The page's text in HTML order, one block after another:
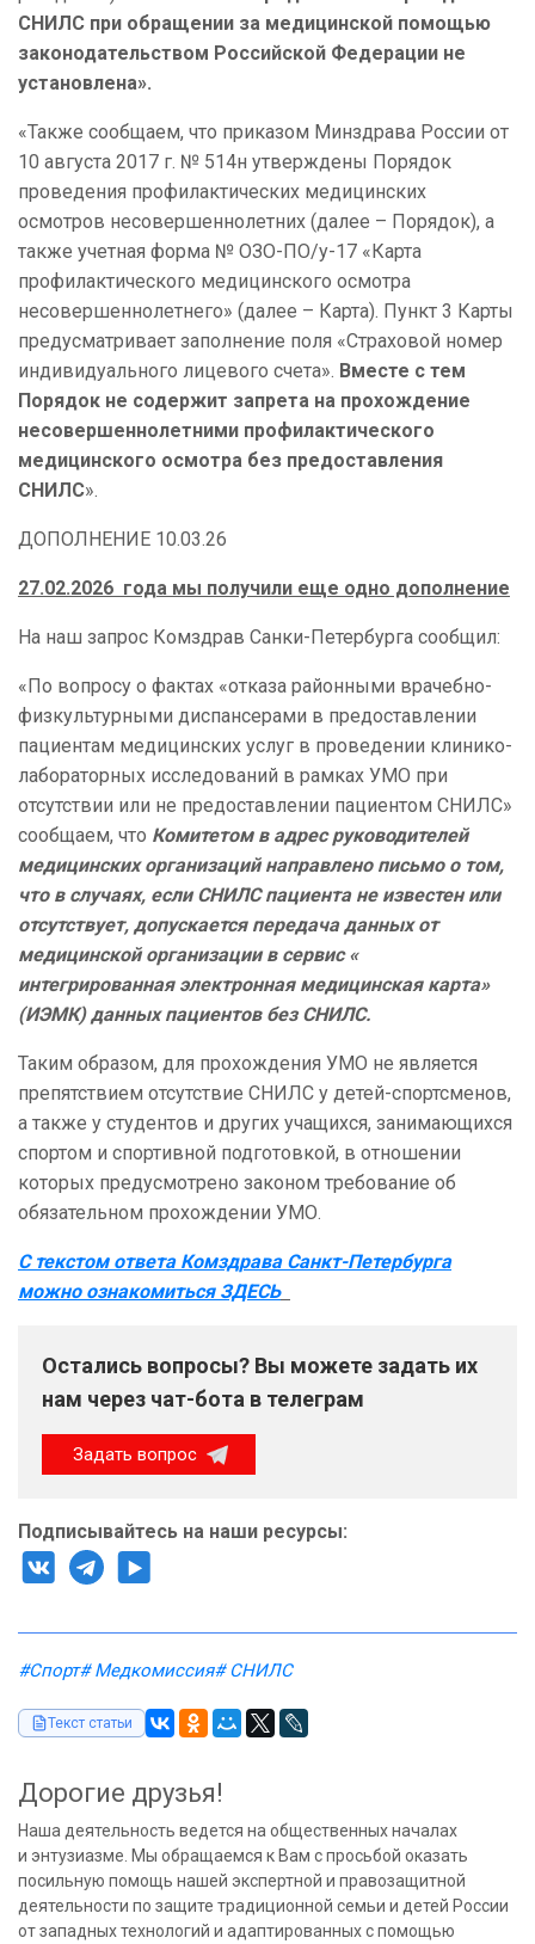
СНИЛС при обращении за медицинской помощью
законодательством Российской Федерации не
установлена».
«Также сообщаем, что приказом Минздрава России от
10 августа 2017 г. № 514н утверждены Порядок
проведения профилактических медицинских
осмотров несовершеннолетних (далее – Порядок), а
также учетная форма № ОЗО-ПО/у-17 «Карта
профилактического медицинского осмотра
несовершеннолетнего» (далее – Карта). Пункт 3 Карты
предусматривает заполнение поля «Страховой номер
индивидуального лицевого счета». Вместе с тем
Порядок не содержит запрета на прохождение
несовершеннолетними профилактического
медицинского осмотра без предоставления
СНИЛС».
ДОПОЛНЕНИЕ 10.03.26
27.02.2026 года мы получили еще одно дополнение
На наш запрос Комздрав Санки-Петербурга сообщил:
«По вопросу о фактах «отказа районными врачебно-
физкультурными диспансерами в предоставлении
пациентам медицинских услуг в проведении клинико-
лабораторных исследований в рамках УМО при
отсутствии или не предоставлении пациентом СНИЛС»
сообщаем, что Комитетом в адрес руководителей
медицинских организаций направлено письмо о том,
что в случаях, если СНИЛС пациента не известен или
отсутствует, допускается передача данных от
медицинской организации в сервис «
интегрированная электронная медицинская карта»
(ИЭМК) данных пациентов без СНИЛС.
Таким образом, для прохождения УМО не является
препятствием отсутствие СНИЛС у детей-спортсменов,
а также у студентов и других учащихся, занимающихся
спортом и спортивной подготовкой, в отношении
которых предусмотрено законом требование об
обязательном прохождении УМО.
С текстом ответа Комздрава Санкт-Петербурга
можно ознакомиться ЗДЕСЬ
Остались вопросы? Вы можете задать их
нам через чат-бота в телеграм
Задать вопрос
Подписывайтесь на наши ресурсы:
#Спорт# Медкомиссия# СНИЛС
Текст статьи
Дорогие друзья!
Наша деятельность ведется на общественных началах
и энтузиазме. Мы обращаемся к Вам с просьбой оказать
посильную помощь нашей экспертной и правозащитной
деятельности по защите традиционной семьи и детей России
от западных технологий и адаптированных с помощью